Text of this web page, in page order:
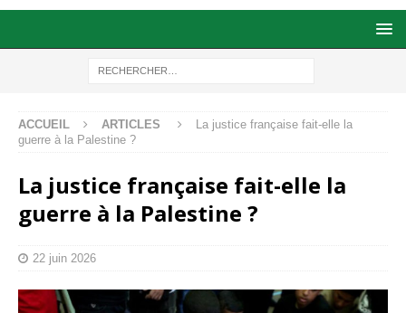
ACCUEIL ARTICLES
La justice française fait-elle la
guerre à la Palestine ?
La justice française fait-elle la
guerre à la Palestine ?
22 juin 2026